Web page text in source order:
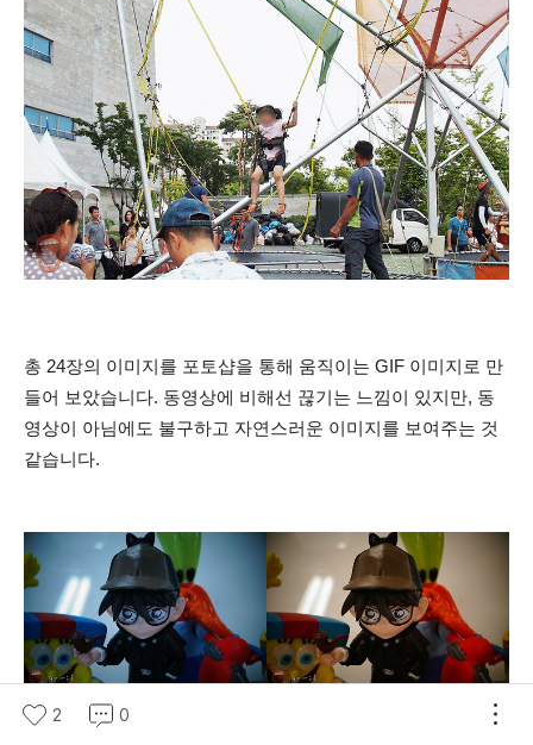
총 24장의 이미지를 포토샵을 통해 움직이는 GIF 이미지로 만
들어 보았습니다. 동영상에 비해선 끊기는 느낌이 있지만, 동
영상이 아님에도 불구하고 자연스러운 이미지를 보여주는 것
같습니다.
2 0